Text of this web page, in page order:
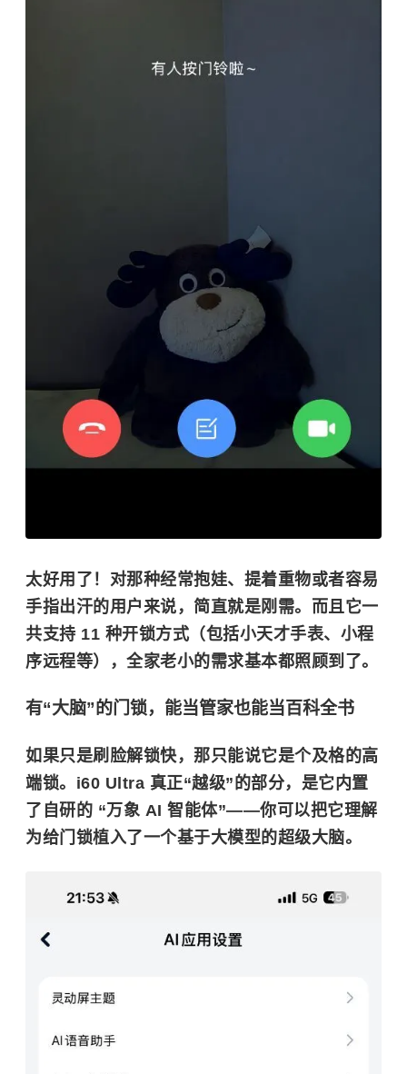
太好用了！对那种经常抱娃、提着重物或者容易
手指出汗的用户来说，简直就是刚需。而且它一
共支持 11 种开锁方式 （包括小天才手表、小程
序远程等），全家老小的需求基本都照顾到了。
有“大脑”的门锁，能当管家也能当百科全书
如果只是刷脸解锁快，那只能说它是个及格的高
端锁。i60 Ultra 真正“越级”的部分，是它内置
了自研的 “万象 AI 智能体”——你可以把它理解
为给门锁植入了一个基于大模型的超级大脑。